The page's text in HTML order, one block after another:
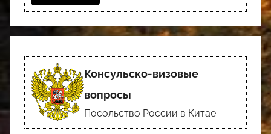
Консульско-визовые
вопросы
Посольство России в Китае